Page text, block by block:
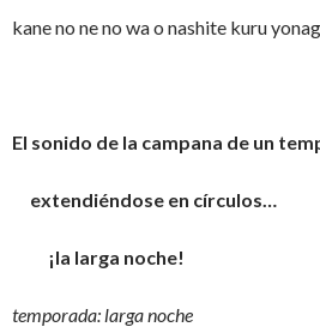
kane no ne no wa o nashite kuru
El sonido de la campana de un
extendiéndose en círculos…
¡la larga noche!
temporada: larga noche